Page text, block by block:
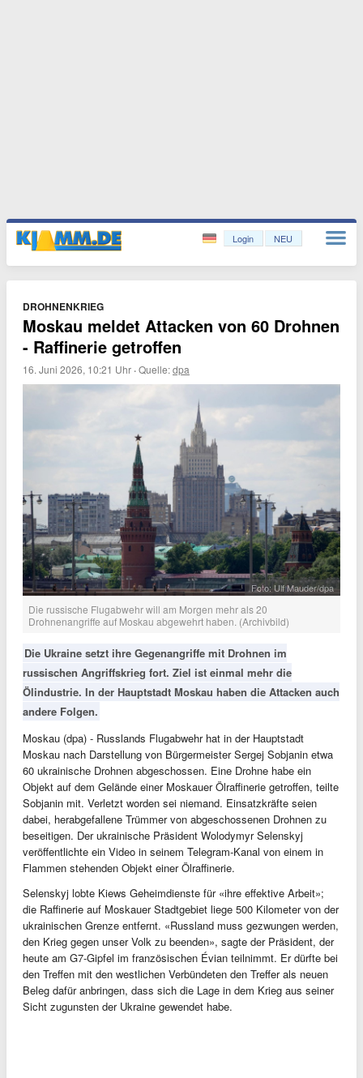
Login NEU
DROHNENKRIEG
Moskau meldet Attacken von 60 Drohnen
- Raffinerie getroffen
16. Juni 2026, 10:21 Uhr ·Quelle:dpa
Foto: Ulf Mauder/dpa
Die russische Flugabwehr will am Morgen mehr als 20
Drohnenangriffe auf Moskau abgewehrt haben. (Archivbild)
Die Ukraine setzt ihre Gegenangriffe mit Drohnen im
russischen Angriffskrieg fort. Ziel ist einmal mehr die
Ölindustrie. In der Hauptstadt Moskau haben die Attacken auch
andere Folgen.
Moskau (dpa) - Russlands Flugabwehr hat in der Hauptstadt
Moskau nach Darstellung von Bürgermeister Sergej Sobjanin etwa
60 ukrainische Drohnen abgeschossen. Eine Drohne habe ein
Objekt auf dem Gelände einer Moskauer Ölraffinerie getroffen, teilte
Sobjanin mit. Verletzt worden sei niemand. Einsatzkräfte seien
dabei, herabgefallene Trümmer von abgeschossenen Drohnen zu
beseitigen. Der ukrainische Präsident Wolodymyr Selenskyj
veröffentlichte ein Video in seinem Telegram-Kanal von einem in
Flammen stehenden Objekt einer Ölraffinerie.
Selenskyj lobte Kiews Geheimdienste für «ihre effektive Arbeit»;
die Raffinerie auf Moskauer Stadtgebiet liege 500 Kilometer von der
ukrainischen Grenze entfernt. «Russland muss gezwungen werden,
den Krieg gegen unser Volk zu beenden», sagte der Präsident, der
heute am G7-Gipfel im französischen Évian teilnimmt. Er dürfte bei
den Treffen mit den westlichen Verbündeten den Treffer als neuen
Beleg dafür anbringen, dass sich die Lage in dem Krieg aus seiner
Sicht zugunsten der Ukraine gewendet habe.